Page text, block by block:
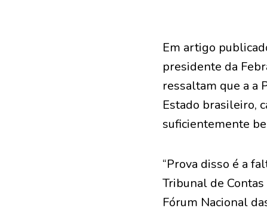
Em artigo
presidente da
ressaltam que a a
Estado brasileiro,
suficientemente
“Prova disso é a
Tribunal de
Fórum Nacional